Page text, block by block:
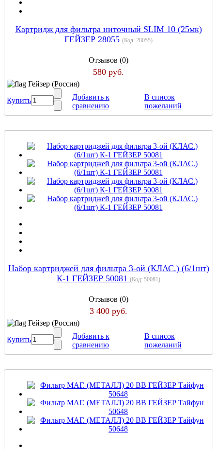
Картридж для фильтра ниточный SLIM 10 (25мк)
ГЕЙЗЕР 28055 (Код: 28055)
Отзывов (0)
580 руб.
Гейзер (Россия)
Купить
Добавить к
сравнению
В список
пожеланий
Набор картриджей для фильтра 3-ой (КЛАС.) (6/1шт)
К-1 ГЕЙЗЕР 50081 (Код: 50081)
Отзывов (0)
3 400 руб.
Гейзер (Россия)
Купить
Добавить к
сравнению
В список
пожеланий